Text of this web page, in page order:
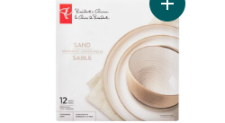
Bouteille isotherme en acierAjouter